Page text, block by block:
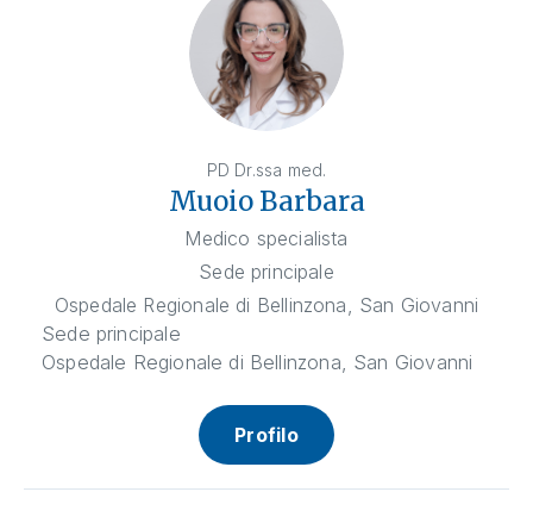
PD Dr.ssa med.
Muoio Barbara
Medico specialista
Sede principale
Ospedale Regionale di Bellinzona, San Giovanni
Sede principale
Ospedale Regionale di Bellinzona, San Giovanni
Profilo